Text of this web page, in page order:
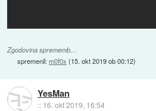
Zgodovina sprememb…
spremenil:m0f0x (15. okt 2019 ob 00:12)
YesMan
:: 16. okt 2019, 16:54